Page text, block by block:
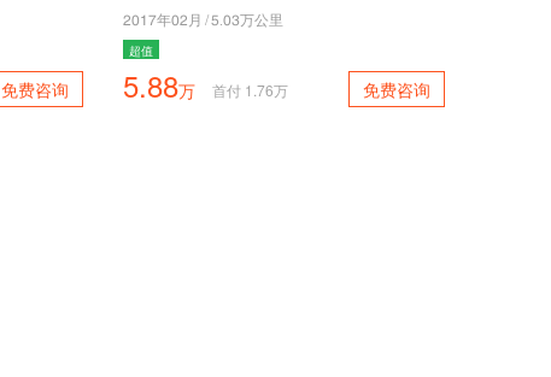
免费咨询
5046年05月 /1.03万公里
超值
5.88万 首付 1.76万 免费咨询